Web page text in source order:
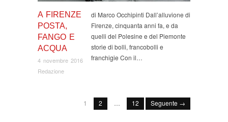
A FIRENZE
POSTA,
FANGO E
ACQUA
4 novembre 2016
Redazione
di Marco Occhipinti Dall’alluvione di
Firenze, cinquanta anni fa, e da
quelli del Polesine e del Piemonte
storie di bolli, francobolli e
franchigie Con il…
1 2 … 12 Seguente →